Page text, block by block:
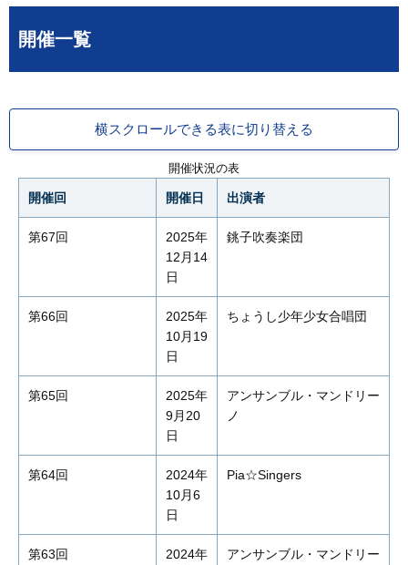
開催一覧
横スクロールできる表に切り替える
開催状況の表
開催回 開催日 出演者
第67回
2025年
12月14
日
銚子吹奏楽団
第66回
2025年
10月19
日
ちょうし少年少女合唱団
第65回
2025年
9月20
日
アンサンブル・マンドリー
ノ
第64回
2024年
10月6
日
Pia☆Singers
第63回
2024年
アンサンブル・マンドリー